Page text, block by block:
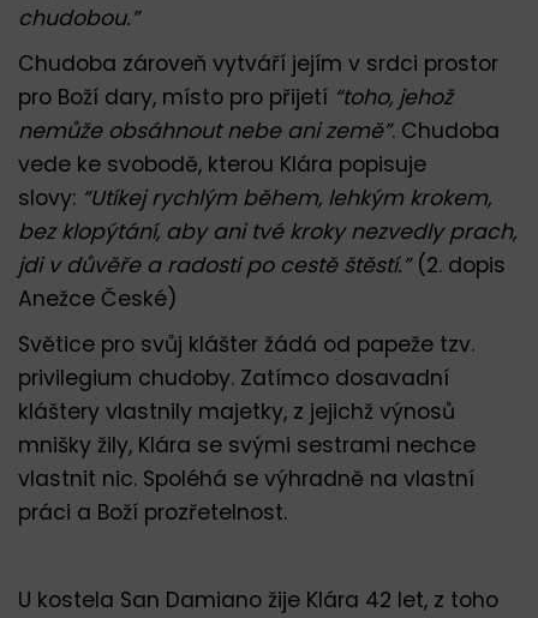
chudobou.”
Chudoba zároveň vytváří jejím v srdci prostor
pro Boží dary, místo pro přijetí “toho, jehož
nemůže obsáhnout nebe ani země”. Chudoba
vede ke svobodě, kterou Klára popisuje
slovy: “Utíkej rychlým během, lehkým krokem,
bez klopýtání, aby ani tvé kroky nezvedly prach,
jdi v důvěře a radosti po cestě štěstí.” (2. dopis
Anežce České)
Světice pro svůj klášter žádá od papeže tzv.
privilegium chudoby. Zatímco dosavadní
kláštery vlastnily majetky, z jejichž výnosů
mnišky žily, Klára se svými sestrami nechce
vlastnit nic. Spoléhá se výhradně na vlastní
práci a Boží prozřetelnost.
U kostela San Damiano žije Klára 42 let, z toho